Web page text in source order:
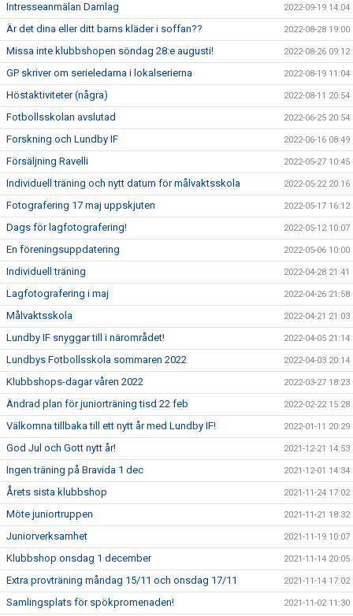
Intresseanmälan Damlag 2022-09-19 14:04
Är det dina eller ditt barns kläder i soffan?? 2022-08-28 19:00
Missa inte klubbshopen söndag 28:e augusti! 2022-08-26 09:12
GP skriver om serieledarna i lokalserierna 2022-08-19 11:04
Höstaktiviteter (några) 2022-08-11 20:54
Fotbollsskolan avslutad 2022-06-25 20:54
Forskning och Lundby IF 2022-06-16 08:49
Försäljning Ravelli 2022-05-27 10:45
Individuell träning och nytt datum för målvaktsskola 2022-05-22 20:16
Fotografering 17 maj uppskjuten 2022-05-17 16:12
Dags för lagfotografering! 2022-05-12 10:07
En föreningsuppdatering 2022-05-06 10:00
Individuell träning 2022-04-28 21:41
Lagfotografering i maj 2022-04-26 21:58
Målvaktsskola 2022-04-21 21:03
Lundby IF snyggar till i närområdet! 2022-04-05 21:14
Lundbys Fotbollsskola sommaren 2022 2022-04-03 20:14
Klubbshops-dagar våren 2022 2022-03-27 18:23
Ändrad plan för juniorträning tisd 22 feb 2022-02-22 15:28
Välkomna tillbaka till ett nytt år med Lundby IF! 2022-01-11 20:29
God Jul och Gott nytt år! 2021-12-21 14:53
Ingen träning på Bravida 1 dec 2021-12-01 14:34
Årets sista klubbshop 2021-11-24 17:02
Möte juniortruppen 2021-11-21 18:32
Juniorverksamhet 2021-11-19 10:07
Klubbshop onsdag 1 december 2021-11-14 20:05
Extra provträning måndag 15/11 och onsdag 17/11 2021-11-14 17:02
Samlingsplats för spökpromenaden! 2021-11-02 11:30